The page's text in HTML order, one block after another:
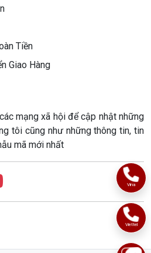
Tiền
Giao Hàng
mạng xã hội để cập nhật những
tôi cũng như những thông tin, tin
mã mới nhất
Vina
Viettel